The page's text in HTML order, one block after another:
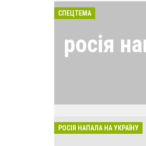
СПЕЦТЕМА
росія
розкрадати
за нашу свободу!!
РОСІЯ НАПАЛА НА УКРАЇНУ